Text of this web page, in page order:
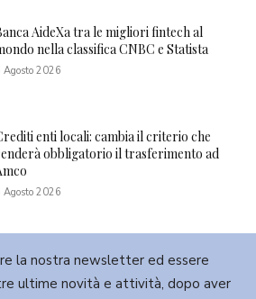
AideXa tra le migliori fintech al
nella classifica CNBC e Statista
Agosto 2026
enti locali: cambia il criterio che
obbligatorio il trasferimento ad
Agosto 2026
la nostra newsletter ed essere
ultime novità e attività, dopo aver